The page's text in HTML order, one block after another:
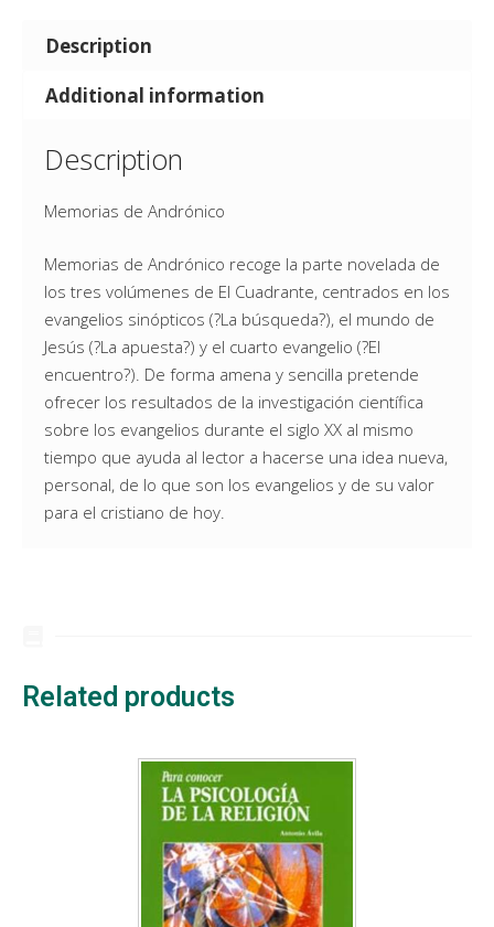
Description
Additional information
Description
Memorias de Andrónico
Memorias de Andrónico recoge la parte novelada de
los tres volúmenes de El Cuadrante, centrados en los
evangelios sinópticos (?La búsqueda?), el mundo de
Jesús (?La apuesta?) y el cuarto evangelio (?El
encuentro?). De forma amena y sencilla pretende
ofrecer los resultados de la investigación científica
sobre los evangelios durante el siglo XX al mismo
tiempo que ayuda al lector a hacerse una idea nueva,
personal, de lo que son los evangelios y de su valor
para el cristiano de hoy.
Related products